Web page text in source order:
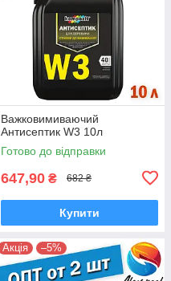
Важковимиваючий
Антисептик W3 10л
Готово до відправки
647,90 ₴ 682 ₴
Купити
Акція –5%